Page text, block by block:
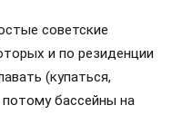
советские
и по резиденции
(купаться,
бассейны на